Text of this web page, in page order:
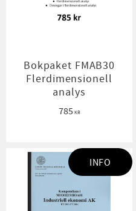
Bokpaket FMAB30
Flerdimensionell
analys
785 KR
INFO